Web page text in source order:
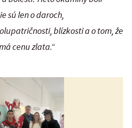
sú len o daroch,
blízkosti a o tom, že
cenu zlata.“